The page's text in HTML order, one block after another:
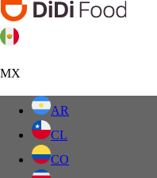
MX
AR
CL
CO